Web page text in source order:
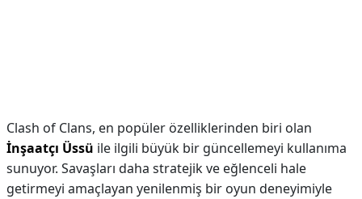
Clash of Clans, en popüler özelliklerinden biri olan
İnşaatçı Üssü ile ilgili büyük bir güncellemeyi kullanıma
sunuyor. Savaşları daha stratejik ve eğlenceli hale
getirmeyi amaçlayan yenilenmiş bir oyun deneyimiyle